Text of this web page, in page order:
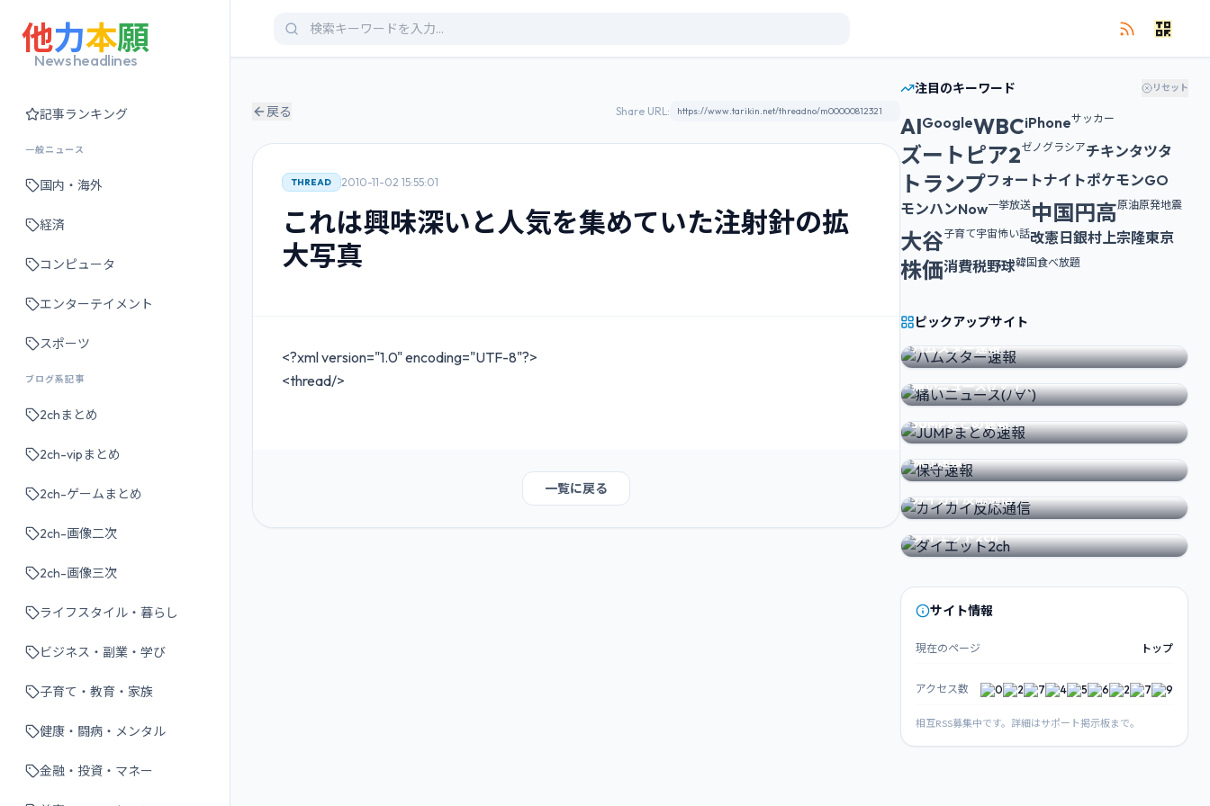
他力本願
News headlines
記事ランキング
一般ニュース
国内・海外
経済
コンピュータ
エンターテイメント
スポーツ
ブログ系記事
2chまとめ
2ch-vipまとめ
2ch-ゲームまとめ
2ch-画像二次
2ch-画像三次
ライフスタイル・暮らし
ビジネス・副業・学び
子育て・教育・家族
健康・闘病・メンタル
金融・投資・マネー
戻る Share URL:
THREAD 2010-11-02 15:55:01
これは興味深いと人気を集めていた注射針の拡
大写真
<?xml version="1.0" encoding="UTF-8"?>
<thread/>
一覧に戻る
注目のキーワード リセット
AIGoogleWBCiPhoneサッカー
ズートピア2ゼノグラシアチキンタツタ
トランプフォートナイトポケモンGO
モンハンNow一挙放送中国円高原油原発地震
大谷子育て宇宙怖い話改憲 日銀村上宗隆東京
株価消費税野球韓国食べ放題
ピックアップサイト
FEATURED SITE
ハムスター速報
FEATURED SITE
痛いニュース(ﾉ∀`)
FEATURED SITE
JUMPまとめ速報
FEATURED SITE
保守速報
FEATURED SITE
カイカイ反応通信
FEATURED SITE
ダイエット2ch
サイト情報
現在のページ トップ
アクセス数
相互RSS募集中です。詳細はサポート掲示板まで。